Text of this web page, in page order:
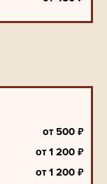
от 500 ₽
от 1 200 ₽
от 1 200 ₽